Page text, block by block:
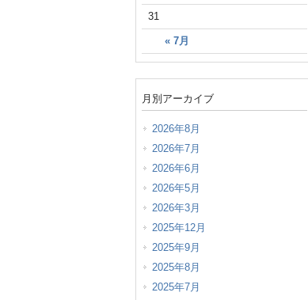
« 7月
31
月別アーカイブ
2026年8月
2026年7月
2026年6月
2026年5月
2026年3月
2025年12月
2025年9月
2025年8月
2025年7月